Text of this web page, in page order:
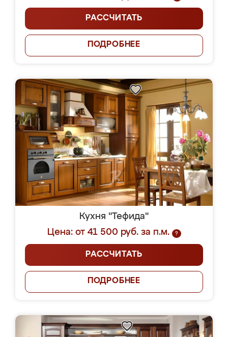
РАССЧИТАТЬ
ПОДРОБНЕЕ
Кухня "Тефида"
Цена: от 41 500 руб. за п.м.
?
РАССЧИТАТЬ
ПОДРОБНЕЕ